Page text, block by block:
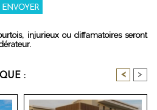
injurieux ou diffamatoires seront
: < >